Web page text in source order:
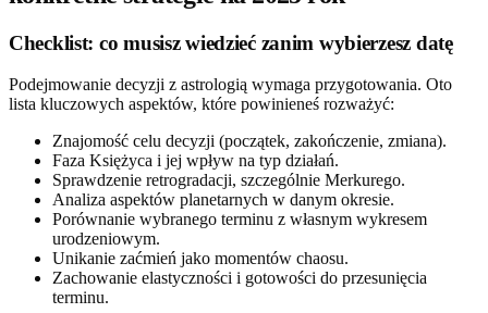
Checklist: co musisz wiedzieć zanim wybierzesz datę
Podejmowanie decyzji z astrologią wymaga przygotowania. Oto
lista kluczowych aspektów, które powinieneś rozważyć:
Znajomość celu decyzji (początek, zakończenie, zmiana).
Faza Księżyca i jej wpływ na typ działań.
Sprawdzenie retrogradacji, szczególnie Merkurego.
Analiza aspektów planetarnych w danym okresie.
Porównanie wybranego terminu z własnym wykresem
urodzeniowym.
Unikanie zaćmień jako momentów chaosu.
Zachowanie elastyczności i gotowości do przesunięcia
terminu.